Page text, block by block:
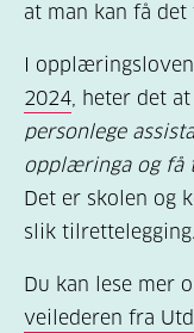
at man kan få
I
2024, heter det at
personlege
opplæringa og få
Det er skolen og
slik tilrettelegging.
Du kan lese mer
veilederen fra